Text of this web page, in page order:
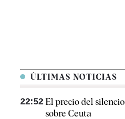
ÚLTIMAS NOTICIAS
22:52 El precio del
sobre Ceuta